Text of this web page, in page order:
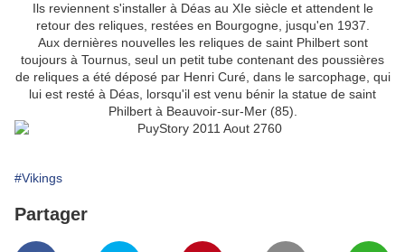
Ils reviennent s'installer à Déas au XIe siècle et attendent le
retour des reliques, restées en Bourgogne, jusqu'en 1937.
Aux dernières nouvelles les reliques de saint Philbert sont
toujours à Tournus, seul un petit tube contenant des poussières
de reliques a été déposé par Henri Curé, dans le sarcophage, qui
lui est resté à Déas, lorsqu'il est venu bénir la statue de saint
Philbert à Beauvoir-sur-Mer (85).
#Vikings
Partager